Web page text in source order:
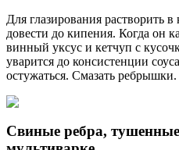
Для глазирования растворить
довести до кипения. Когда он
винный уксус и кетчуп с
уварится до консистенции
остужаться. Смазать ребрышки.
Свиные ребра,